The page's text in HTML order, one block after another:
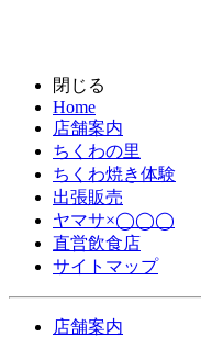
閉じる
Home
店舗案内
ちくわの里
ちくわ焼き体験
出張販売
ヤマサ×◯◯◯
直営飲食店
サイトマップ
店舗案内